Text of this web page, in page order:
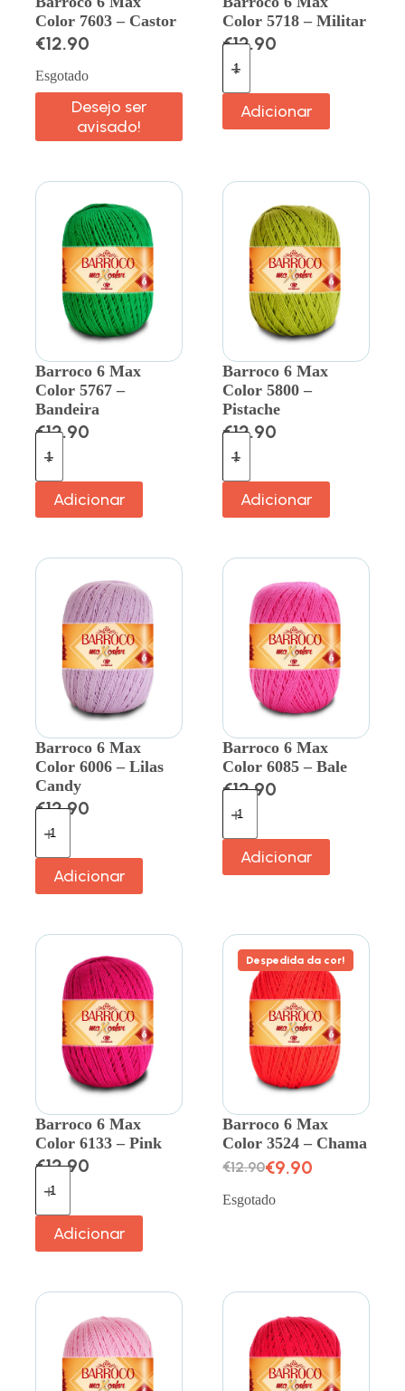
Color 7603 – Castor
€12.90
Esgotado
Desejo ser
avisado!
Color 5718 – Militar
€12.90
Adicionar
Barroco 6 Max
Color 5767 –
Bandeira
€12.90
Adicionar
Barroco 6 Max
Color 5800 –
Pistache
€12.90
Adicionar
Barroco 6 Max
Color 6006 – Lilas
Candy
€12.90
Adicionar
Barroco 6 Max
Color 6085 – Bale
€12.90
Adicionar
Barroco 6 Max
Color 6133 – Pink
€12.90
Adicionar
Despedida da cor!
Barroco 6 Max
Color 3524 – Chama
€12.90€9.90
Esgotado